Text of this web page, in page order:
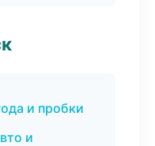
и пробки
и